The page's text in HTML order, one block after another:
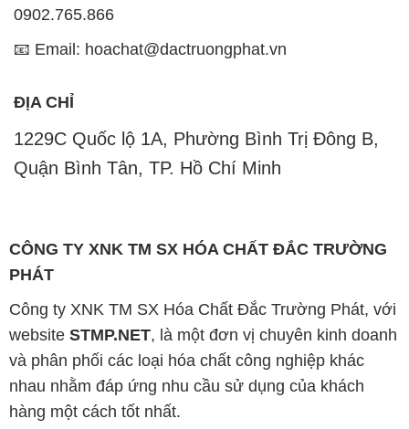
0902.765.866
📧 Email: hoachat@dactruongphat.vn
ĐỊA CHỈ
1229C Quốc lộ 1A, Phường Bình Trị Đông B,
Quận Bình Tân, TP. Hồ Chí Minh
CÔNG TY XNK TM SX HÓA CHẤT ĐẮC TRƯỜNG
PHÁT
Công ty XNK TM SX Hóa Chất Đắc Trường Phát, với
website STMP.NET, là một đơn vị chuyên kinh doanh
và phân phối các loại hóa chất công nghiệp khác
nhau nhằm đáp ứng nhu cầu sử dụng của khách
hàng một cách tốt nhất.